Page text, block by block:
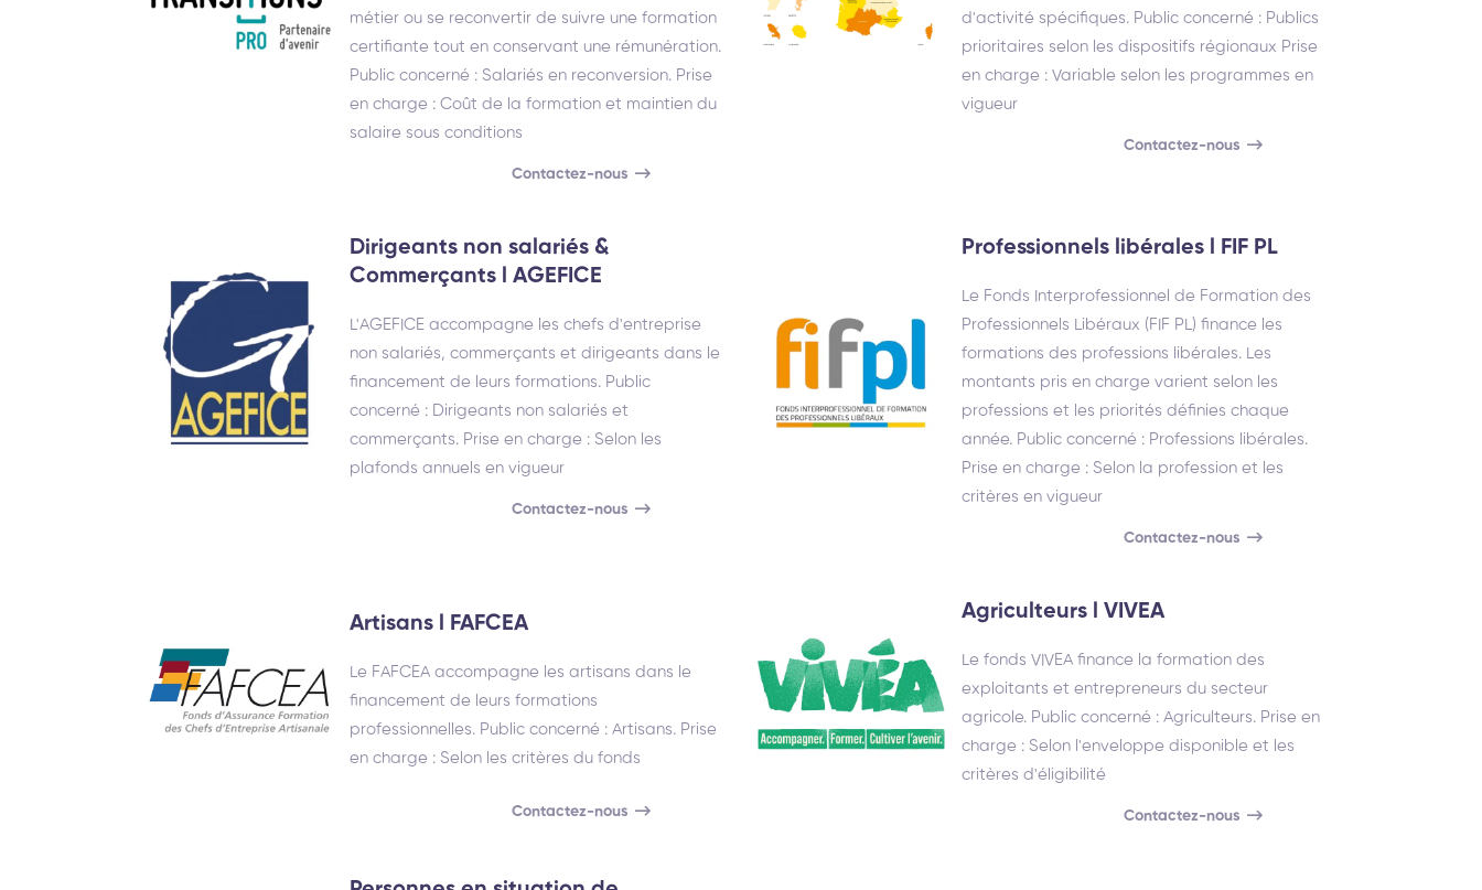
métier ou se reconvertir de suivre une formation
certifiante tout en conservant une rémunération.
Public concerné : Salariés en reconversion. Prise
en charge : Coût de la formation et maintien du
salaire sous conditions
Contactez-nous
d'activité spécifiques. Public concerné : Publics
prioritaires selon les dispositifs régionaux Prise
en charge : Variable selon les programmes en
vigueur
Contactez-nous
Dirigeants non salariés &
Commerçants l AGEFICE
L'AGEFICE accompagne les chefs d'entreprise
non salariés, commerçants et dirigeants dans le
financement de leurs formations. Public
concerné : Dirigeants non salariés et
commerçants. Prise en charge : Selon les
plafonds annuels en vigueur
Contactez-nous
Professionnels libérales l FIF PL
Le Fonds Interprofessionnel de Formation des
Professionnels Libéraux (FIF PL) finance les
formations des professions libérales. Les
montants pris en charge varient selon les
professions et les priorités définies chaque
année. Public concerné : Professions libérales.
Prise en charge : Selon la profession et les
critères en vigueur
Contactez-nous
Artisans l FAFCEA
Le FAFCEA accompagne les artisans dans le
financement de leurs formations
professionnelles. Public concerné : Artisans. Prise
en charge : Selon les critères du fonds
Contactez-nous
Agriculteurs l VIVEA
Le fonds VIVEA finance la formation des
exploitants et entrepreneurs du secteur
agricole. Public concerné : Agriculteurs. Prise en
charge : Selon l'enveloppe disponible et les
critères d'éligibilité
Contactez-nous